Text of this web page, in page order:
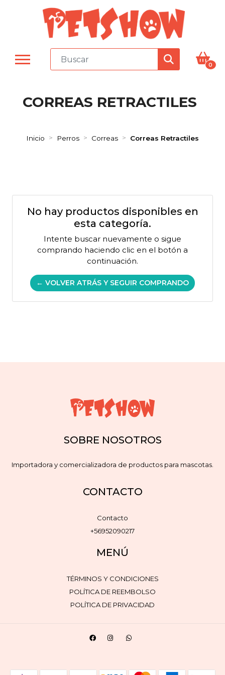
0
CORREAS RETRACTILES
Inicio Perros Correas Correas Retractiles
No hay productos disponibles en
esta categoría.
Intente buscar nuevamente o sigue
comprando haciendo clic en el botón a
continuación.
← VOLVER ATRÁS Y SEGUIR COMPRANDO
SOBRE NOSOTROS
Importadora y comercializadora de productos para mascotas.
CONTACTO
Contacto
+56952090217
MENÚ
TÉRMINOS Y CONDICIONES
POLÍTICA DE REEMBOLSO
POLÍTICA DE PRIVACIDAD